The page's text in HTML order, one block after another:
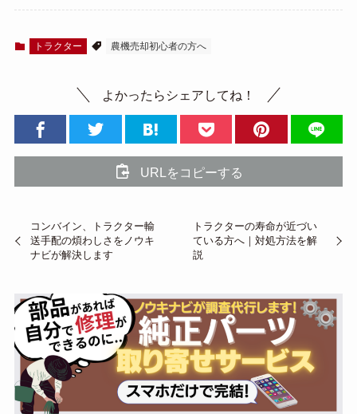
トラクター 農機売却初心者の方へ
よかったらシェアしてね！
URLをコピーする
コンバイン、トラクター輸
送手配の煩わしさをノウキ
ナビが解決します
トラクターの寿命が近づい
ている方へ｜対処方法を解
説